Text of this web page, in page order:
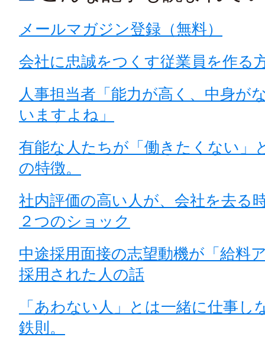
メールマガジン登録（無料）
会社に忠誠をつくす従業員を作る
人事担当者「能力が高く、中身が
いますよね」
有能な人たちが「働きたくない」
の特徴。
社内評価の高い人が、会社を去る
２つのショック
中途採用面接の志望動機が「給料
採用された人の話
「あわない人」とは一緒に仕事し
鉄則。